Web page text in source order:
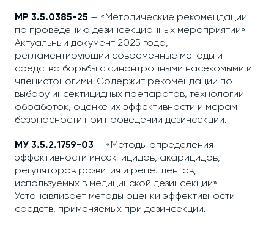
МР 3.5.0385-25 — «Методические рекомендации
по проведению дезинсекционных мероприятий»
Актуальный документ 2025 года,
регламентирующий современные методы и
средства борьбы с синантропными насекомыми и
членистоногими. Содержит рекомендации по
выбору инсектицидных препаратов, технологии
обработок, оценке их эффективности и мерам
безопасности при проведении дезинсекции.
МУ 3.5.2.1759-03 — «Методы определения
эффективности инсектицидов, акарицидов,
регуляторов развития и репеллентов,
используемых в медицинской дезинсекции»
Устанавливает методы оценки эффективности
средств, применяемых при дезинсекции.